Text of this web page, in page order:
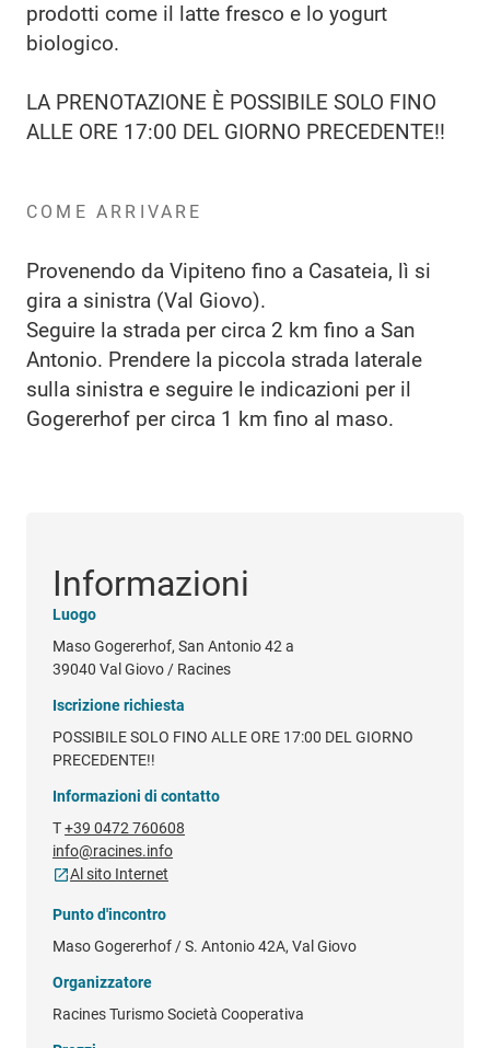
prodotti come il latte fresco e lo yogurt
biologico.
LA PRENOTAZIONE È POSSIBILE SOLO FINO
ALLE ORE 17:00 DEL GIORNO PRECEDENTE!!
COME ARRIVARE
Provenendo da Vipiteno fino a Casateia, lì si
gira a sinistra (Val Giovo).
Seguire la strada per circa 2 km fino a San
Antonio. Prendere la piccola strada laterale
sulla sinistra e seguire le indicazioni per il
Gogererhof per circa 1 km fino al maso.
Informazioni
Luogo
Maso Gogererhof, San Antonio 42 a
39040 Val Giovo / Racines
Iscrizione richiesta
POSSIBILE SOLO FINO ALLE ORE 17:00 DEL GIORNO
PRECEDENTE!!
Informazioni di contatto
T+39 0472 760608
info@racines.info
Al sito Internet
Punto d'incontro
Maso Gogererhof / S. Antonio 42A, Val Giovo
Organizzatore
Racines Turismo Società Cooperativa